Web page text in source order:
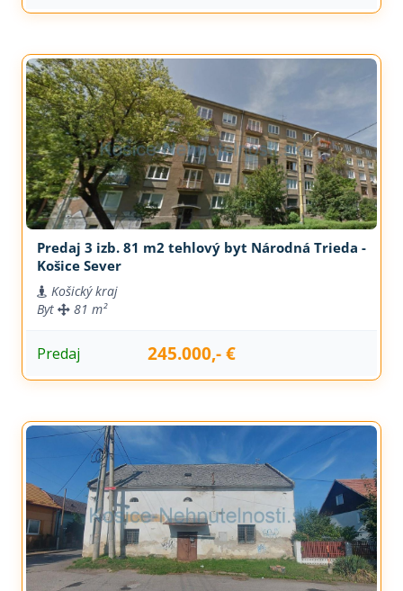
Predaj 3 izb. 81 m2 tehlový byt Národná Trieda -
Košice Sever
Košický kraj
Byt
81 m²
Predaj 245.000,- €